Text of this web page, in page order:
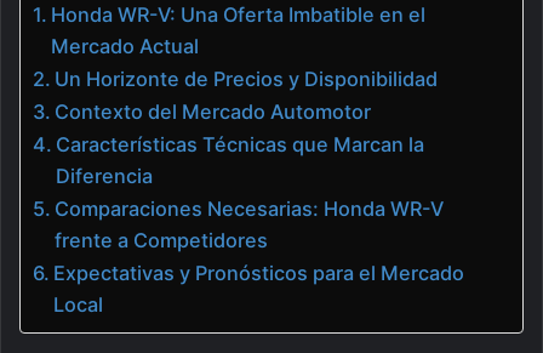
Honda WR-V: Una Oferta Imbatible en el
Mercado Actual
Un Horizonte de Precios y Disponibilidad
Contexto del Mercado Automotor
Características Técnicas que Marcan la
Diferencia
Comparaciones Necesarias: Honda WR-V
frente a Competidores
Expectativas y Pronósticos para el Mercado
Local